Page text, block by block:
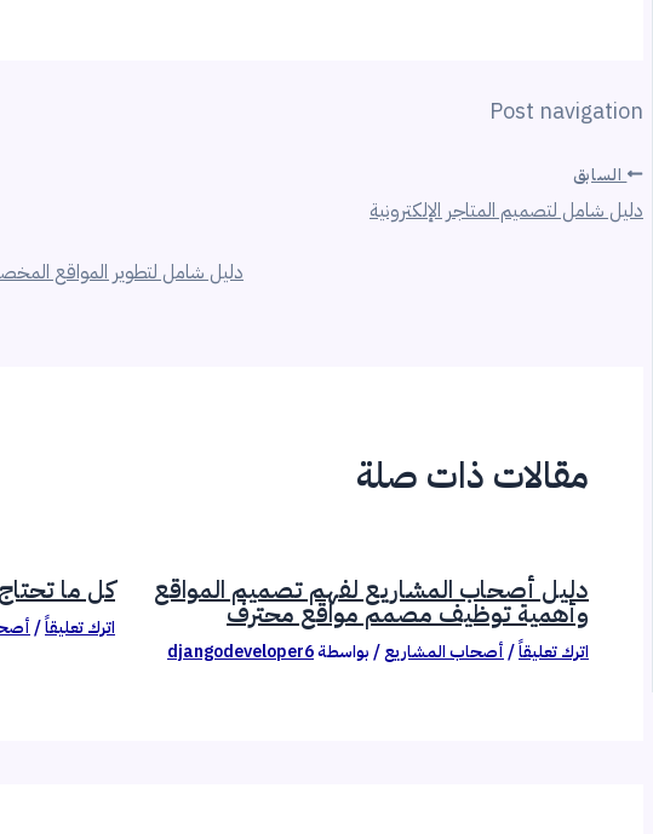
Post navigation
السابق
دليل شامل لتصميم المتاجر الإلكترونية
دليل شامل لتطوير المواقع
مقالات ذات صلة
دليل أصحاب المشاريع لفهم تصميم المواقع
وأهمية توظيف مصمم مواقع محترف
اترك تعليقاً/أصحاب المشاريع/ بواسطةdjangodeveloper6
كل ما
اترك تعليقاً/